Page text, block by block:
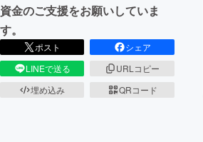
資金のご支援をお願いしていま
す。
ポスト
シェア
LINEで送る
URLコピー
埋め込み
QRコード